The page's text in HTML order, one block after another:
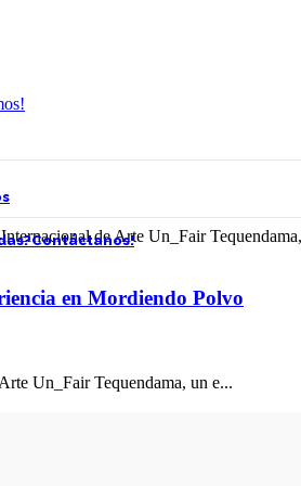
Contáctanos!
en Mordiendo Polvo
Un_Fair Tequendama, un e...